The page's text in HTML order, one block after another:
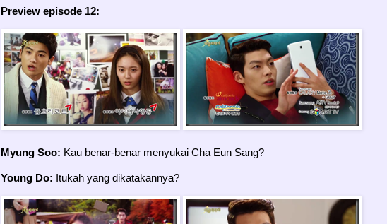
Preview episode 12:
Myung Soo: Kau benar-benar menyukai Cha Eun Sang?
Young Do: Itukah yang dikatakannya?